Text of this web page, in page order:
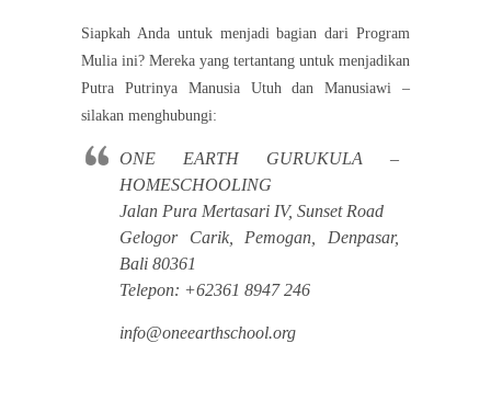
Siapkah Anda untuk menjadi bagian dari Program
Mulia ini? Mereka yang tertantang untuk menjadikan
Putra Putrinya Manusia Utuh dan Manusiawi –
silakan menghubungi:
ONE EARTH GURUKULA –
HOMESCHOOLING
Jalan Pura Mertasari IV, Sunset Road
Gelogor Carik, Pemogan, Denpasar,
Bali 80361
Telepon: +62361 8947 246
info@oneearthschool.org